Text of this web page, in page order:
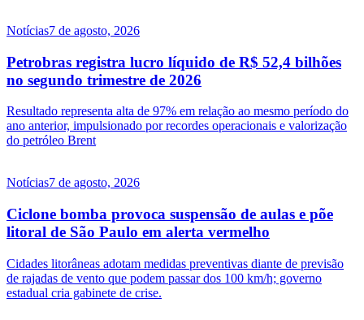
Notícias7 de agosto, 2026
Petrobras registra lucro líquido de R$ 52,4 bilhões
no segundo trimestre de 2026
Resultado representa alta de 97% em relação ao mesmo período do
ano anterior, impulsionado por recordes operacionais e valorização
do petróleo Brent
Notícias7 de agosto, 2026
Ciclone bomba provoca suspensão de aulas e põe
litoral de São Paulo em alerta vermelho
Cidades litorâneas adotam medidas preventivas diante de previsão
de rajadas de vento que podem passar dos 100 km/h; governo
estadual cria gabinete de crise.